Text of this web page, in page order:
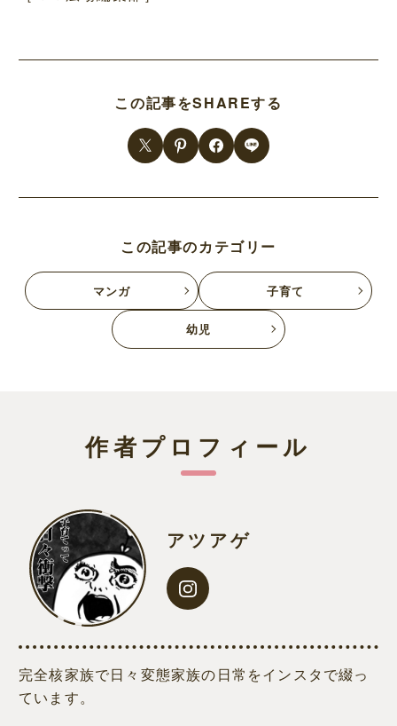
この記事をSHAREする
この記事のカテゴリー
マンガ 子育て
幼児
作者プロフィール
アツアゲ
完全核家族で日々変態家族の日常をインスタで綴っ
ています。